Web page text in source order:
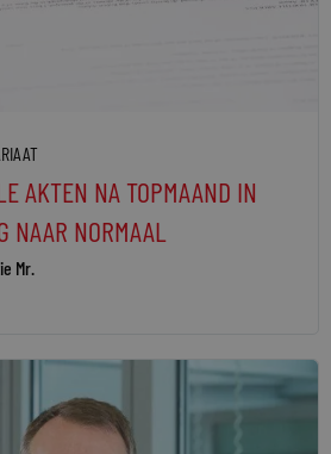
AKTEN NA TOPMAAND IN
NAAR NORMAAL
Mr.